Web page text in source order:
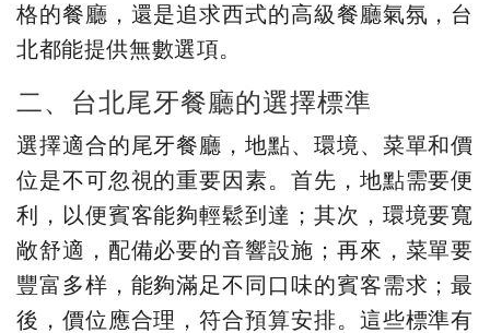
格的餐廳，還是追求西式的高級餐廳氣氛，台
北都能提供無數選項。
二、台北尾牙餐廳的選擇標準
選擇適合的尾牙餐廳，地點、環境、菜單和價
位是不可忽視的重要因素。首先，地點需要便
利，以便賓客能夠輕鬆到達；其次，環境要寬
敞舒適，配備必要的音響設施；再來，菜單要
豐富多样，能夠滿足不同口味的賓客需求；最
後，價位應合理，符合預算安排。這些標準有